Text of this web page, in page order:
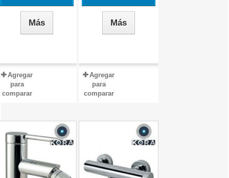
Más
Agregar
para
comparar
Más
Agregar
para
comparar